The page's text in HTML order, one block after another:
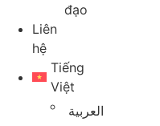
đạo
Liên
hệ
Tiếng
Việt
العربية